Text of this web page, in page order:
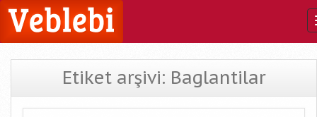
Etiket arşivi: Baglantilar